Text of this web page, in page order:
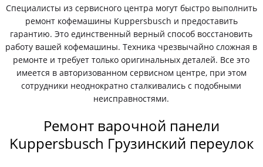
Специалисты из сервисного центра могут быстро выполнить
ремонт кофемашины Kuppersbusch и предоставить
гарантию. Это единственный верный способ восстановить
работу вашей кофемашины. Техника чрезвычайно сложная в
ремонте и требует только оригинальных деталей. Все это
имеется в авторизованном сервисном центре, при этом
сотрудники неоднократно сталкивались с подобными
неисправностями.
Ремонт варочной панели
Kuppersbusch Грузинский переулок